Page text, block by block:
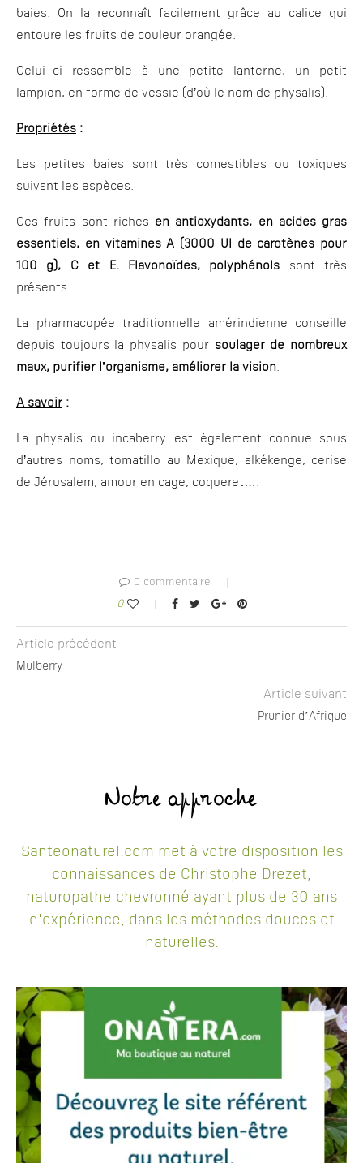
baies. On la reconnaît facilement grâce au calice qui
entoure les fruits de couleur orangée.
Celui-ci ressemble à une petite lanterne, un petit
lampion, en forme de vessie (d’où le nom de physalis).
Propriétés :
Les petites baies sont très comestibles ou toxiques
suivant les espèces.
Ces fruits sont riches en antioxydants, en acides gras
essentiels, en vitamines A (3000 UI de carotènes pour
100 g), C et E. Flavonoïdes, polyphénols sont très
présents.
La pharmacopée traditionnelle amérindienne conseille
depuis toujours la physalis pour soulager de nombreux
maux, purifier l’organisme, améliorer la vision.
A savoir :
La physalis ou incaberry est également connue sous
d’autres noms, tomatillo au Mexique, alkékenge, cerise
de Jérusalem, amour en cage, coqueret….
0 commentaire
0
Article précédent
Mulberry
Article suivant
Prunier d’Afrique
Notre approche
Santeonaturel.com met à votre disposition les
connaissances de Christophe Drezet,
naturopathe chevronné ayant plus de 30 ans
d'expérience, dans les méthodes douces et
naturelles.